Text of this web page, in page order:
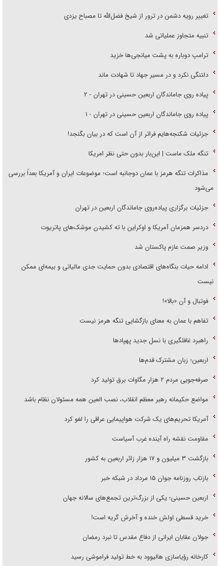
تغییر رویه دشمن در ترور از شیخ فضل‌الله تا مصباح یزدی
تنبیه متجاوز عملیاتی شد
ترامپ دوباره به پشت میانجی‌ها خزید
دلتنگی نکرد و در مسیر جهاد تا شهادت ماند
پیاده روی جاماندگان اربعین حسینی در تهران - ۲
پیاده روی جاماندگان اربعین حسینی در تهران - ۱
جزئیات شکنجه‌هایم فراتر از آن است که در بیان بگنجد!
تنگه ملک ماست | این‌بار بدون حتی نظر امریکا
مذاکرات تنگه هرمز با عمان دوجانبه است؛ موضوعات ایران و آمریکا بعداً بررسی
می‌شود
جزئیات برگزاری پیاده‌روی جاماندگان اربعین در تهران
دردسر همزمان آمریکا و اوکراین با ته کشیدن موشک‌های پاتریوت
وزیر صمت عازم پاکستان شد
ادامه حیات بنگاه‌های اقتصادی بدون حمایت جدی مالیاتی و بیمه‌ای ممکن
نیست
فوتبال و آن «بالا»!
تفاهم با عمان به معنای بازگشایی تنگه هرمز نیست
راهبرد غافلگیری با نسل جدید پهپاد‌ها
اربعین؛ زبان مشترک قدم‌ها
صرفه‌جویی مردم ۲ هزار مگاوات برق تولید کرد
مواضع حکیمانه رهبر معظم انقلاب، نصب العین همه مسئولان نظام باشد
آمریکا تحریم‌های یک شرکت هواپیمایی عراقی را لغو کرد
مقاومت نقشه راه آینده غرب آسیاست
بازگشت ۳ میلیون و ۱۷ هزار زائر اربعین به کشور
بازتاب روزنامه جوان ۱۵ مرداد در شبکه خبر
اربعین حسینی؛ یکی از بزرگ‌ترین تجمع‌های سالانه جهان
خرید قسطی اولش خنده و آخرش گریه است!
جولان عقابان ایرانی از دفاع مقدس تا نبرد رمضان
کارخانه رؤیاسازی هالیوود به خط تولید فراموشی رسید